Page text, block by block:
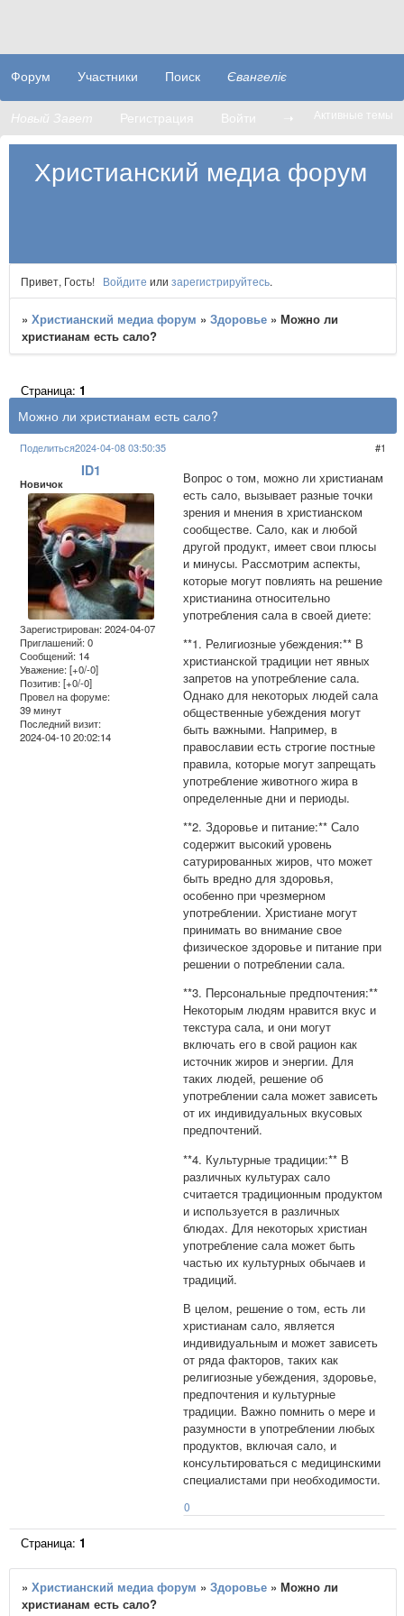
Христианский медиа форум
Форум Участники Поиск Євангеліє
Новый Завет Регистрация Войти ➝ Активные темы
Привет, Гость! Войдите или зарегистрируйтесь.
»Христианский медиа форум »Здоровье »Можно ли
христианам есть сало?
Можно ли христианам есть сало?
Страница:1
Поделиться 1
2024-04-08 03:50:35
ID1
Новичок
Зарегистрирован: 2024-04-07
Приглашений:0
Сообщений: 14
Уважение: [+0/-0]
Позитив: [+0/-0]
Провел на форуме:
39 минут
Последний визит:
2024-04-10 20:02:14
Вопрос о том, можно ли христианам
есть сало, вызывает разные точки
зрения и мнения в христианском
сообществе. Сало, как и любой
другой продукт, имеет свои плюсы
и минусы. Рассмотрим аспекты,
которые могут повлиять на решение
христианина относительно
употребления сала в своей диете:
**1. Религиозные убеждения:** В
христианской традиции нет явных
запретов на употребление сала.
Однако для некоторых людей сала
общественные убеждения могут
быть важными. Например, в
православии есть строгие постные
правила, которые могут запрещать
употребление животного жира в
определенные дни и периоды.
**2. Здоровье и питание:** Сало
содержит высокий уровень
сатурированных жиров, что может
быть вредно для здоровья,
особенно при чрезмерном
употреблении. Христиане могут
принимать во внимание свое
физическое здоровье и питание при
решении о потреблении сала.
**3. Персональные предпочтения:**
Некоторым людям нравится вкус и
текстура сала, и они могут
включать его в свой рацион как
источник жиров и энергии. Для
таких людей, решение об
употреблении сала может зависеть
от их индивидуальных вкусовых
предпочтений.
**4. Культурные традиции:** В
различных культурах сало
считается традиционным продуктом
и используется в различных
блюдах. Для некоторых христиан
употребление сала может быть
частью их культурных обычаев и
традиций.
В целом, решение о том, есть ли
христианам сало, является
индивидуальным и может зависеть
от ряда факторов, таких как
религиозные убеждения, здоровье,
предпочтения и культурные
традиции. Важно помнить о мере и
разумности в употреблении любых
продуктов, включая сало, и
консультироваться с медицинскими
специалистами при необходимости.
0
Страница:1
»Христианский медиа форум »Здоровье »Можно ли
христианам есть сало?